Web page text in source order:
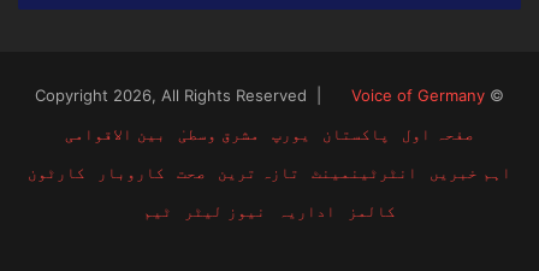
پتا
© Copyright 2026, All Rights Reserved |
Voice of Germany
صفحہ اول
پاکستان یورپ مشرق وسطیٰ
بین الاقوامی
اہم خبریں
انٹرٹینمینٹ تازہ ترین صحت کاروبار
کارٹون
کالمز
اداریہ نیوز لیٹر ٹیم